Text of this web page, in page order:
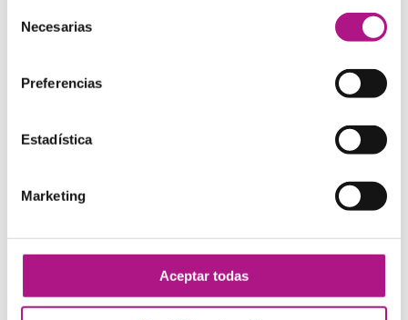
Necesarias
Preferencias
Estadística
Marketing
Aceptar todas
Presencial, Presencial + Online, Teens, Travel y
Corporate.